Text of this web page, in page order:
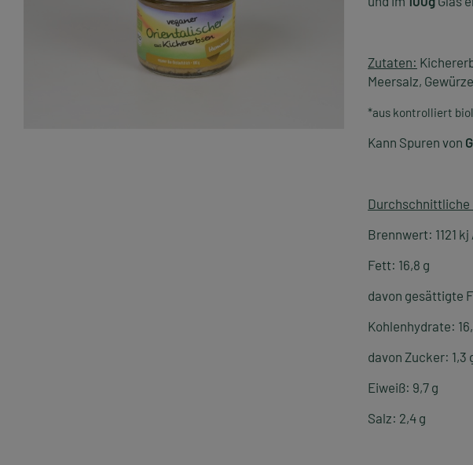
Zutaten:
Meersalz,
*aus kontrolliert
Kann Spuren von
Durchschnittliche
Brennwert: 1121
Fett: 16,8 g
davon gesättigte
Kohlenhydrate:
davon Zucker: 1,3
Eiweiß: 9,7 g
Salz: 2,4 g